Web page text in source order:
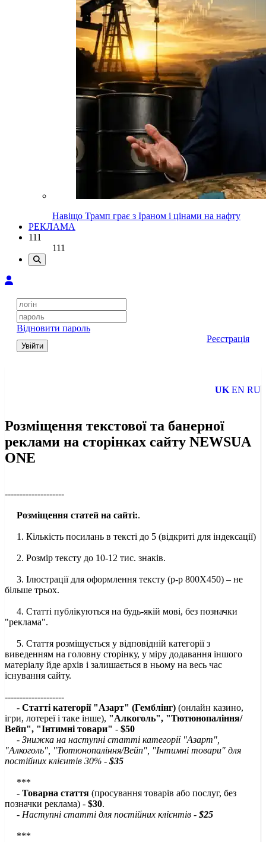
Навіщо Трамп грає з Іраном і цінами на нафту
РЕКЛАМА
111
111
Відновити пароль
Увійти
Реєстрація
UK EN RU
Розміщення текстової та банерної
реклами на сторінках сайту NEWSUA
ONE
--------------------
Розміщення статей на сайті:.
1. Кількість посилань в тексті до 5 (відкриті для індексації)
2. Розмір тексту до 10-12 тис. знаків.
3. Ілюстрації для оформлення тексту (р-р 800Х450) – не
більше трьох.
4. Статті публікуються на будь-якій мові, без позначки
"реклама".
5. Стаття розміщується у відповідній категорії з
виведенням на головну сторінку, у міру додавання іншого
матеріалу йде архів і залишається в ньому на весь час
існування сайту.
--------------------
- Статті категорії "Азарт" (Гемблінг) (онлайн казино,
ігри, лотереї і таке інше), "Алкоголь", "Тютюнопаління/
Вейп", "Інтимні товари" - $50
- Знижка на наступні статті категорії "Азарт",
"Алкоголь", "Тютюнопаління/Вейп", "Інтимні товари" для
постійних клієнтів 30% - $35
***
- Товарна стаття (просування товарів або послуг, без
позначки реклама) - $30.
- Наступні статті для постійних клієнтів - $25
***